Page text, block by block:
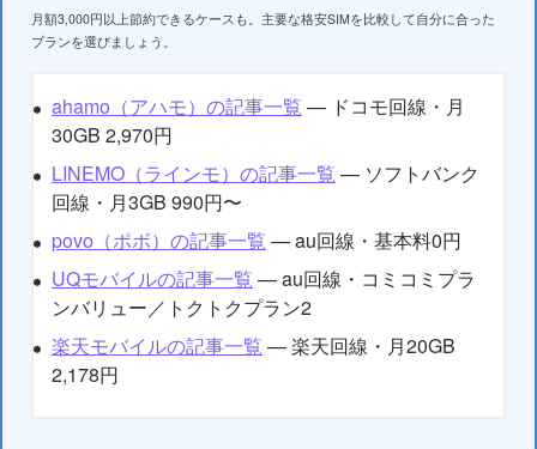
月額3,000円以上節約できるケースも。主要な格安SIMを比較して自分に合った
プランを選びましょう。
ahamo（アハモ）の記事一覧 — ドコモ回線・月
30GB 2,970円
LINEMO（ラインモ）の記事一覧 — ソフトバンク
回線・月3GB 990円〜
povo（ポボ）の記事一覧 — au回線・基本料0円
UQモバイルの記事一覧 — au回線・コミコミプラ
ンバリュー／トクトクプラン2
楽天モバイルの記事一覧 — 楽天回線・月20GB
2,178円